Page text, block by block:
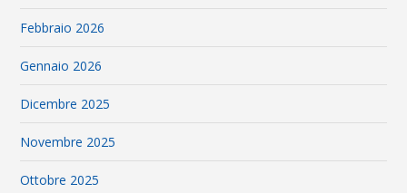
Febbraio 2026
Gennaio 2026
Dicembre 2025
Novembre 2025
Ottobre 2025